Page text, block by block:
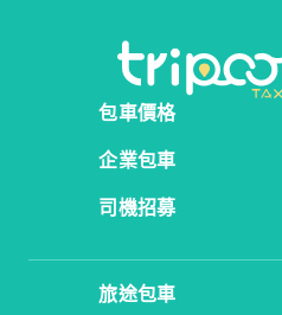
包車價格
企業包車
司機招募
旅途包車